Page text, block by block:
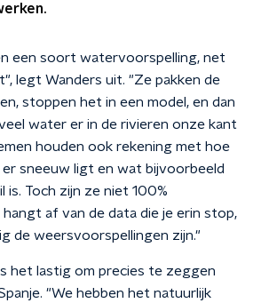
een soort watervoorspelling, net
legt Wanders uit. "Ze pakken de
stoppen het in een model, en dan
water er in de rivieren onze kant
houden ook rekening met hoe
sneeuw ligt en wat bijvoorbeeld
Toch zijn ze niet 100%
af van de data die je erin stop,
de weersvoorspellingen zijn."
het lastig om precies te zeggen
"We hebben het natuurlijk